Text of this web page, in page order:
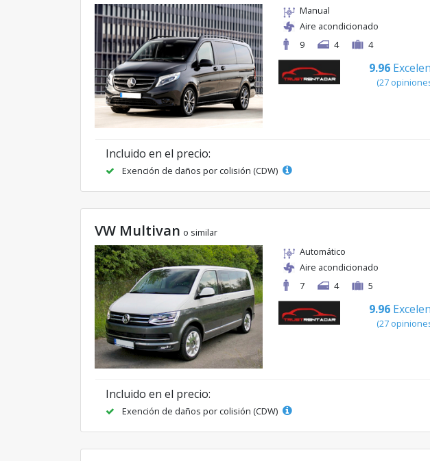
Manual
Aire acondicionado
9
4 4
9.96
(27
Incluido en el precio:
Exención de daños por colisión (CDW)
VW Multivan o similar
Automático
Aire acondicionado
7
4 5
9.96
(27
Incluido en el precio:
Exención de daños por colisión (CDW)